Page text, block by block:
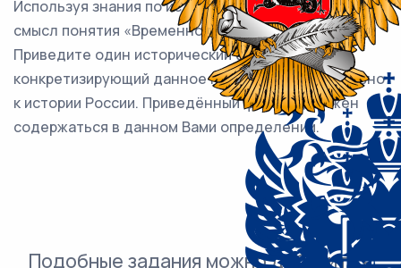
Используя знания по истории России, раскройте
смысл понятия «Временное правительство».
Приведите один исторический факт,
конкретизирующий данное понятие применительно
к истории России. Приведённый факт не должен
содержаться в данном Вами определении.
Подобные задания можно добавить в